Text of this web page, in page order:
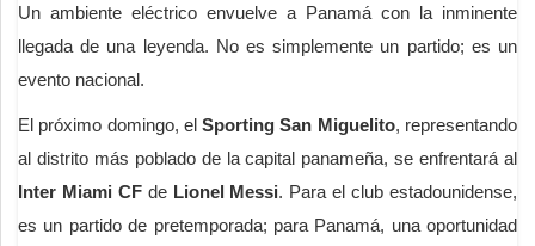
Un ambiente eléctrico envuelve a Panamá con la inminente
llegada de una leyenda. No es simplemente un partido; es un
evento nacional.
El próximo domingo, elSporting San Miguelito, representando
al distrito más poblado de la capital panameña, se enfrentará al
Inter Miami CFde Lionel Messi. Para el club estadounidense,
es un partido de pretemporada; para Panamá, una oportunidad